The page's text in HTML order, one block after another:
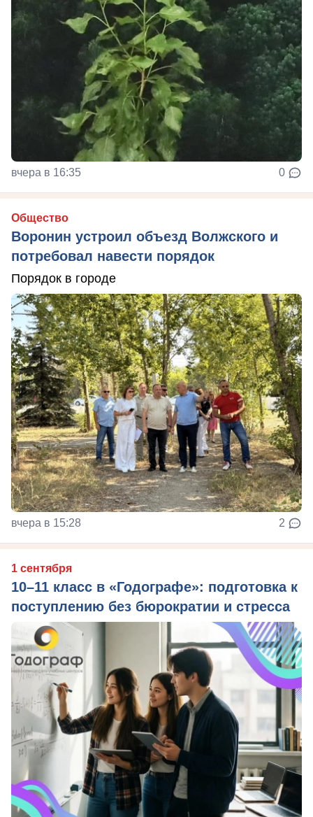
вчера в 16:35 0
Общество
Воронин устроил объезд Волжского и
потребовал навести порядок
Порядок в городе
вчера в 15:28 2
1 сентября
10–11 класс в «Годографе»: подготовка к
поступлению без бюрократии и стресса